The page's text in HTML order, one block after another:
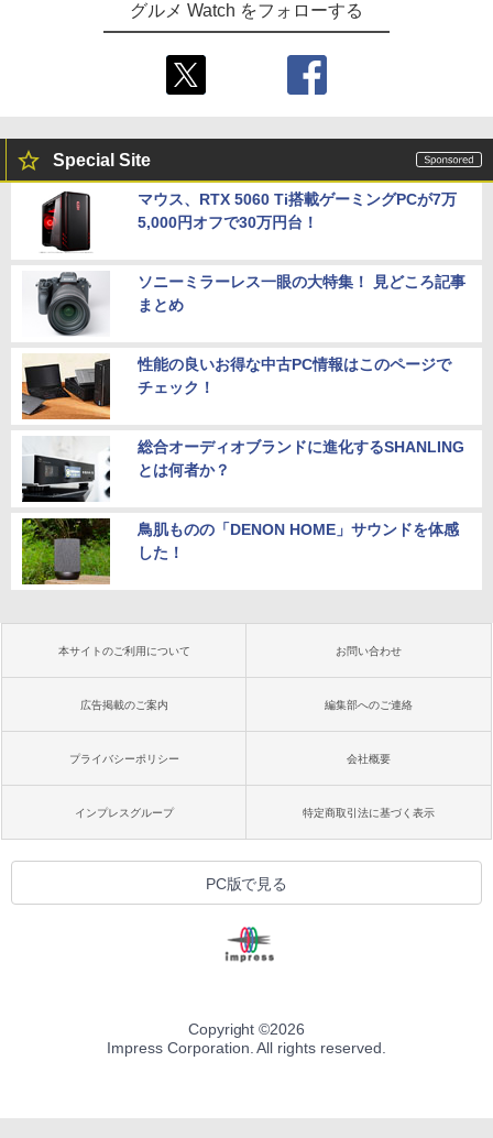
グルメ Watch をフォローする
Special Site
マウス、RTX 5060 Ti搭載ゲーミングPCが7万
5,000円オフで30万円台！
ソニーミラーレス一眼の大特集！ 見どころ記事
まとめ
性能の良いお得な中古PC情報はこのページで
チェック！
総合オーディオブランドに進化するSHANLING
とは何者か？
鳥肌ものの「DENON HOME」サウンドを体感
した！
本サイトのご利用について お問い合わせ
広告掲載のご案内 編集部へのご連絡
プライバシーポリシー 会社概要
インプレスグループ 特定商取引法に基づく表示
PC版で見る
Copyright ©2026
Impress Corporation. All rights reserved.